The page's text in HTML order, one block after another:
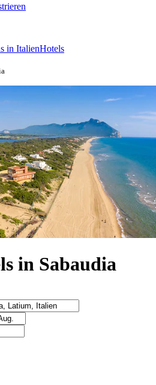
in ItalienHotels
in Sabaudia